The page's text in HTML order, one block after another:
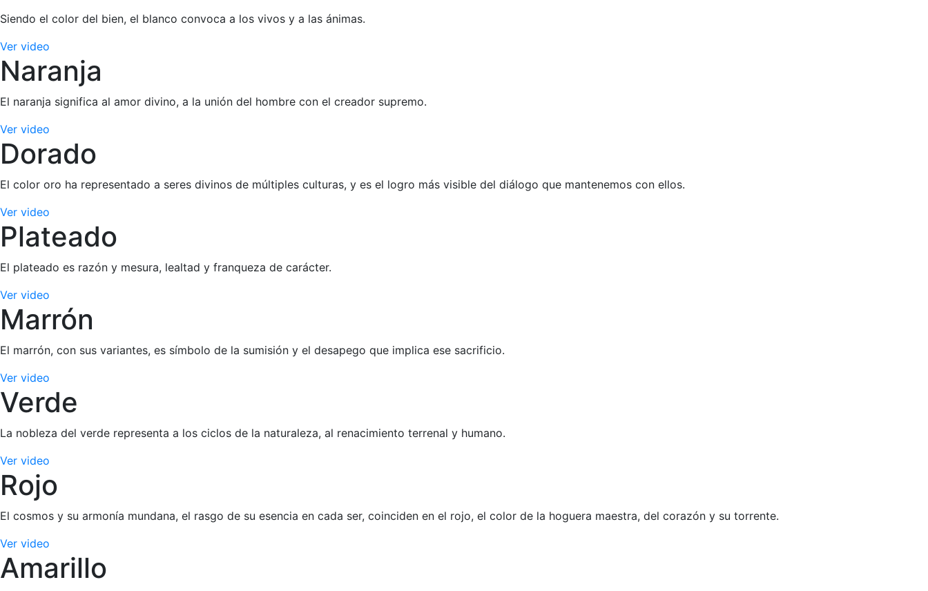
Siendo el color del bien, el blanco convoca a los vivos y a las ánimas.
Ver video
Naranja
El naranja significa al amor divino, a la unión del hombre con el creador supremo.
Ver video
Dorado
El color oro ha representado a seres divinos de múltiples culturas, y es el logro más visible del diálogo que mantenemos con ellos.
Ver video
Plateado
El plateado es razón y mesura, lealtad y franqueza de carácter.
Ver video
Marrón
El marrón, con sus variantes, es símbolo de la sumisión y el desapego que implica ese sacrificio.
Ver video
Verde
La nobleza del verde representa a los ciclos de la naturaleza, al renacimiento terrenal y humano.
Ver video
Rojo
El cosmos y su armonía mundana, el rasgo de su esencia en cada ser, coinciden en el rojo, el color de la hoguera maestra, del corazón y su torrente.
Ver video
Amarillo